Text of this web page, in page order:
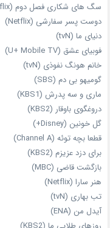
سگ های شکاری فصل دوم (Netflix)
دوست‌ پسر سفارشی (Netflix)
دنیای ما (tvN)
فوبیای عشق (U+ Mobile TV)
خانم هونگ نفوذی (tvN)
گومیهو بی دم (SBS)
ماری و سه پدرش (KBS1)
دروغگوی باوقار (KBS2)
گل خونین (Disney+)
قطعا بچه توئه (Channel A)
برای دزد عزیزم (KBS2)
بازگشت قاضی (MBC)
هنر سارا (Netflix)
تب بهاری (tvN)
آیدل من (ENA)